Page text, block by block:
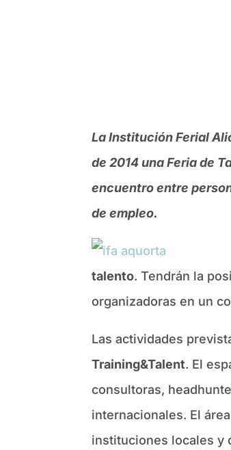
La Institución Ferial
de 2014 una Feria de
encuentro entre
de empleo.
talento. Tendrán la
organizadoras en un
Las actividades
Training&Talent. El
consultoras,
internacionales. El
instituciones locales y